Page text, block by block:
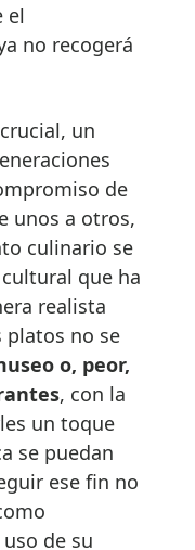
el
no recogerá
un
de
unos a otros,
culinario se
que ha
realista
platos no se
o, peor,
, con la
un toque
se puedan
ese fin no
de su